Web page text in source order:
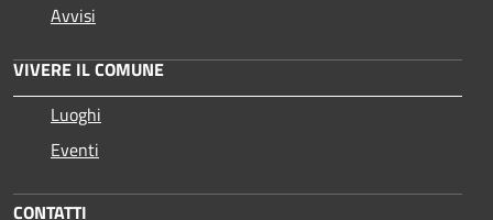
Avvisi
VIVERE IL COMUNE
Luoghi
Eventi
CONTATTI